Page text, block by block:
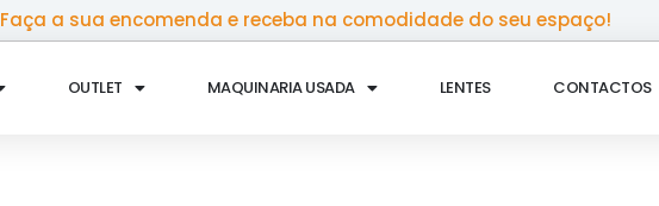
Faça a sua encomenda e receba na comodidade do seu espaço!
OUTLET MAQUINARIA USADA LENTES CONTACTOS